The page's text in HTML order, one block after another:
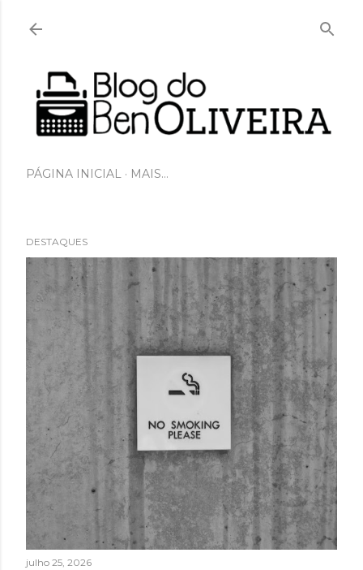
PÁGINA INICIAL MAIS…
DESTAQUES
julho 25, 2026